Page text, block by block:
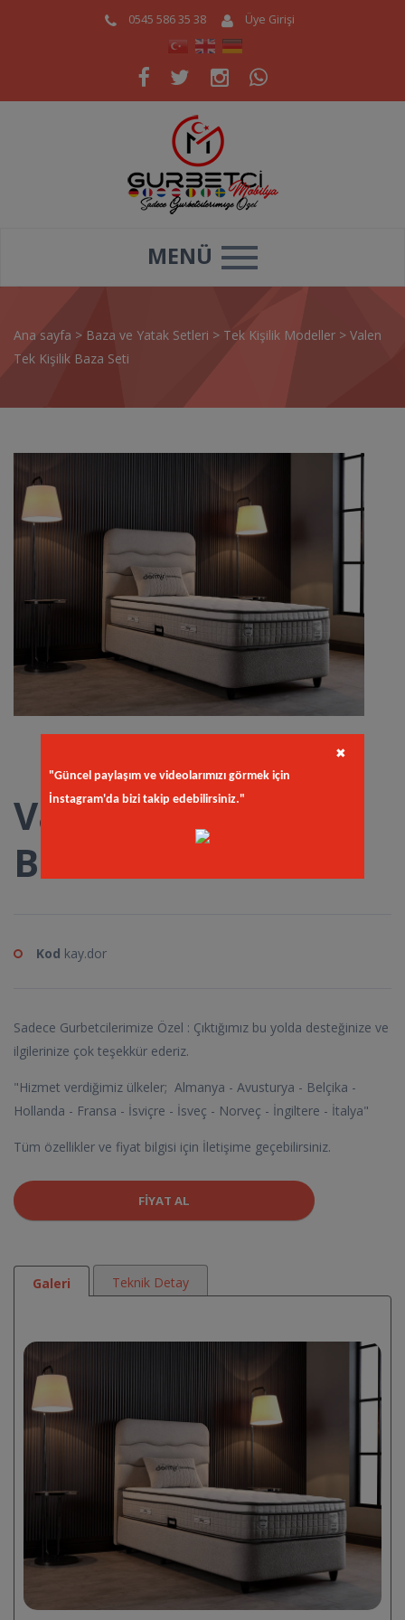
0545 586 35 38 Üye Girişi
MENÜ
Ana sayfa > Baza ve Yatak Setleri > Tek Kişilik Modeller > Valen
Tek Kişilik Baza Seti
Valen Tek Kişilik
Baza Seti
Kod kay.dor
Sadece Gurbetcilerimize Özel : Çıktığımız bu yolda desteğinize ve
ilgilerinize çok teşekkür ederiz.
"Hizmet verdiğimiz ülkeler; Almanya - Avusturya - Belçika -
Hollanda - Fransa - İsviçre - İsveç - Norveç - İngiltere - İtalya"
Tüm özellikler ve fiyat bilgisi için İletişime geçebilirsiniz.
FIYAT AL
Galeri Teknik Detay
"Güncel paylaşım ve videolarımızı görmek için
İnstagram'da bizi takip edebilirsiniz."
✖